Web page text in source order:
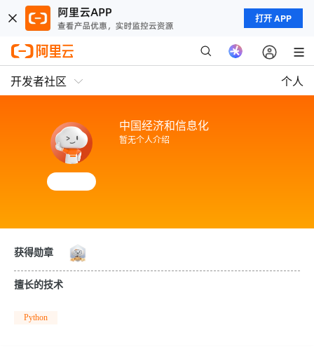
打开 APP
开发者社区 个人
中国经济和信息化
暂无个人介绍
获得勋章
擅长的技术
Python